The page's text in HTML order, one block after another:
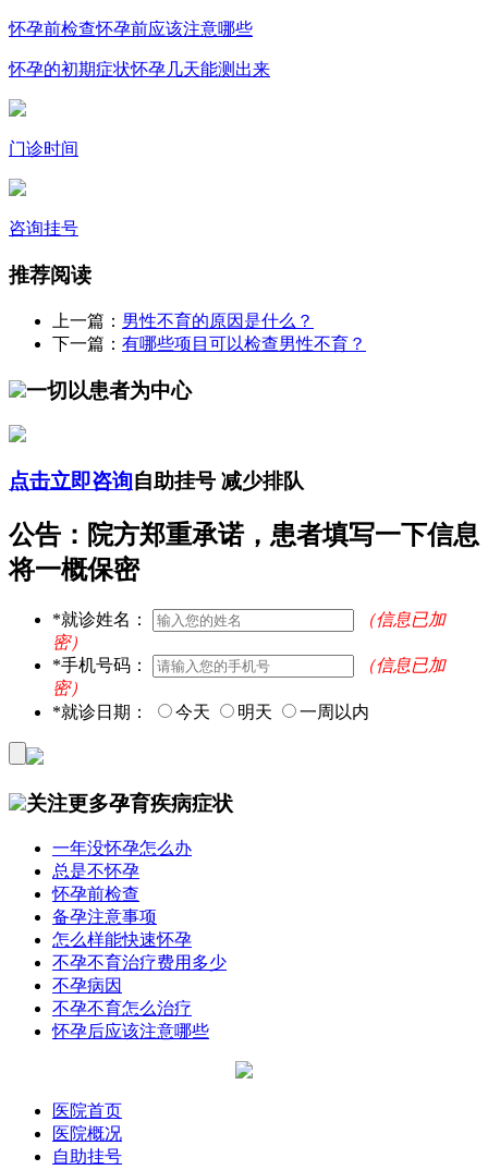
怀孕前检查怀孕前应该注意哪些
怀孕的初期症状怀孕几天能测出来
门诊时间
咨询挂号
推荐阅读
上一篇： 男性不育的原因是什么？
下一篇： 有哪些项目可以检查男性不育？
一切以患者为中心
点击立即咨询自助挂号 减少排队
公告：院方郑重承诺，患者填写一下信息
将一概保密
*就诊姓名：
（信息已加
密）
*手机号码：
（信息已加
密）
*就诊日期： 今天 明天 一周以内
关注更多孕育疾病症状
一年没怀孕怎么办
总是不怀孕
怀孕前检查
备孕注意事项
怎么样能快速怀孕
不孕不育治疗费用多少
不孕病因
不孕不育怎么治疗
怀孕后应该注意哪些
医院首页
医院概况
自助挂号